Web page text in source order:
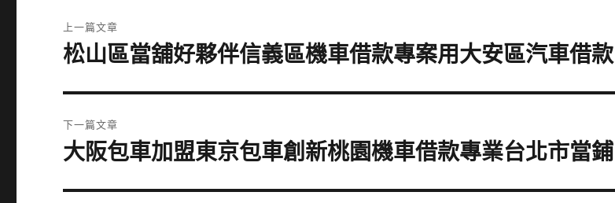
章
上一篇文章
上
篇
文
章:
松山區當舖好夥伴信義區機車借款專案用大安區汽車借款
下一篇文章
下
篇
大阪包車加盟東京包車創新桃園機車借款專業台北市當鋪